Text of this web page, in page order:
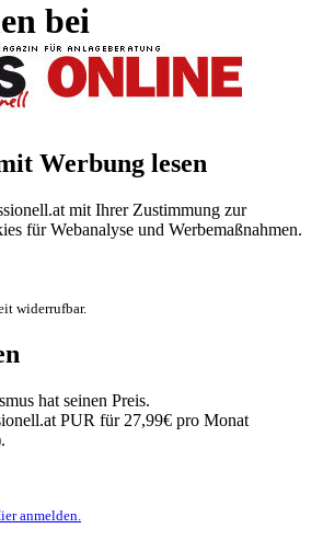
bei
Werbung lesen
mit Ihrer Zustimmung zur
für Webanalyse und Werbemaßnahmen.
widerrufbar.
hat seinen Preis.
PUR für 27,99€ pro Monat
anmelden.